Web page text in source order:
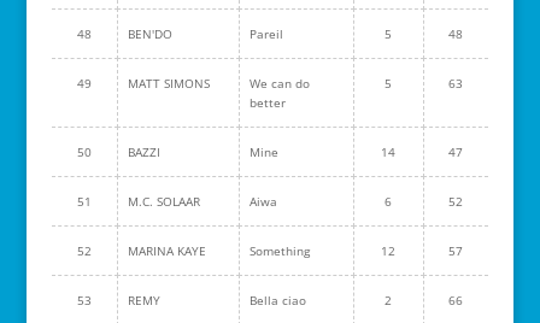
48 BEN'DO Pareil 5 48
49 MATT SIMONS
We can do
better
5 63
50 BAZZI Mine 14 47
51 M.C. SOLAAR Aiwa 6 52
52 MARINA KAYE Something 12 57
53 REMY Bella ciao 2 66